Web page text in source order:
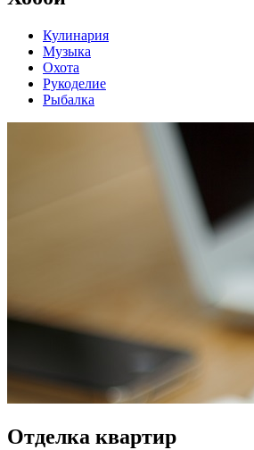
Кулинария
Музыка
Охота
Рукоделие
Рыбалка
Отделка квартир